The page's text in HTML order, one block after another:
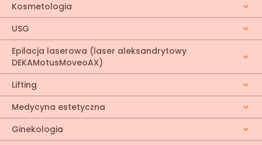
Kosmetologia
USG
Epilacja laserowa (laser aleksandrytowy
DEKAMotusMoveoAX)
Lifting
Medycyna estetyczna
Ginekologia